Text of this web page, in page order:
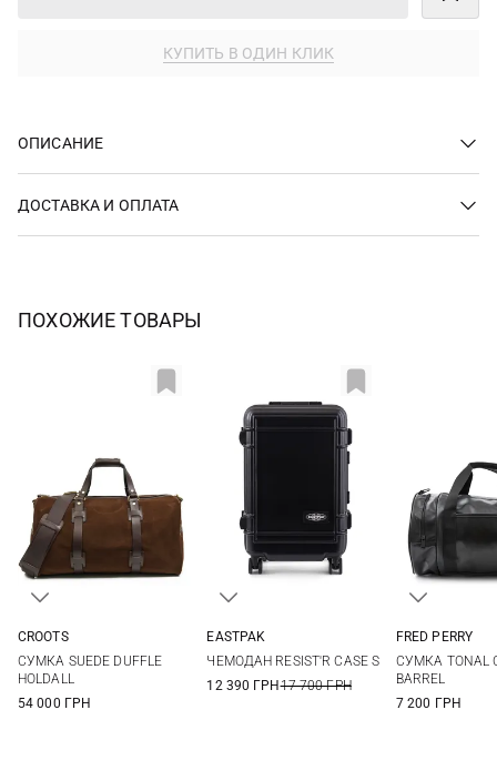
КУПИТЬ В ОДИН КЛИК
ОПИСАНИЕ
ДОСТАВКА И ОПЛАТА
ПОХОЖИЕ ТОВАРЫ
CROOTS
СУМКА SUEDE DUFFLE
HOLDALL
54 000 ГРН
EASTPAK
ЧЕМОДАН RESIST'R CASE S
12 390 ГРН17 700 ГРН
FRED PERRY
СУМКА TONAL
BARREL
7 200 ГРН